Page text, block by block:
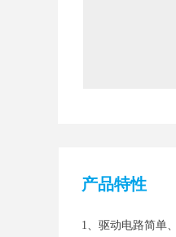
产品特性
1、驱动电路简单